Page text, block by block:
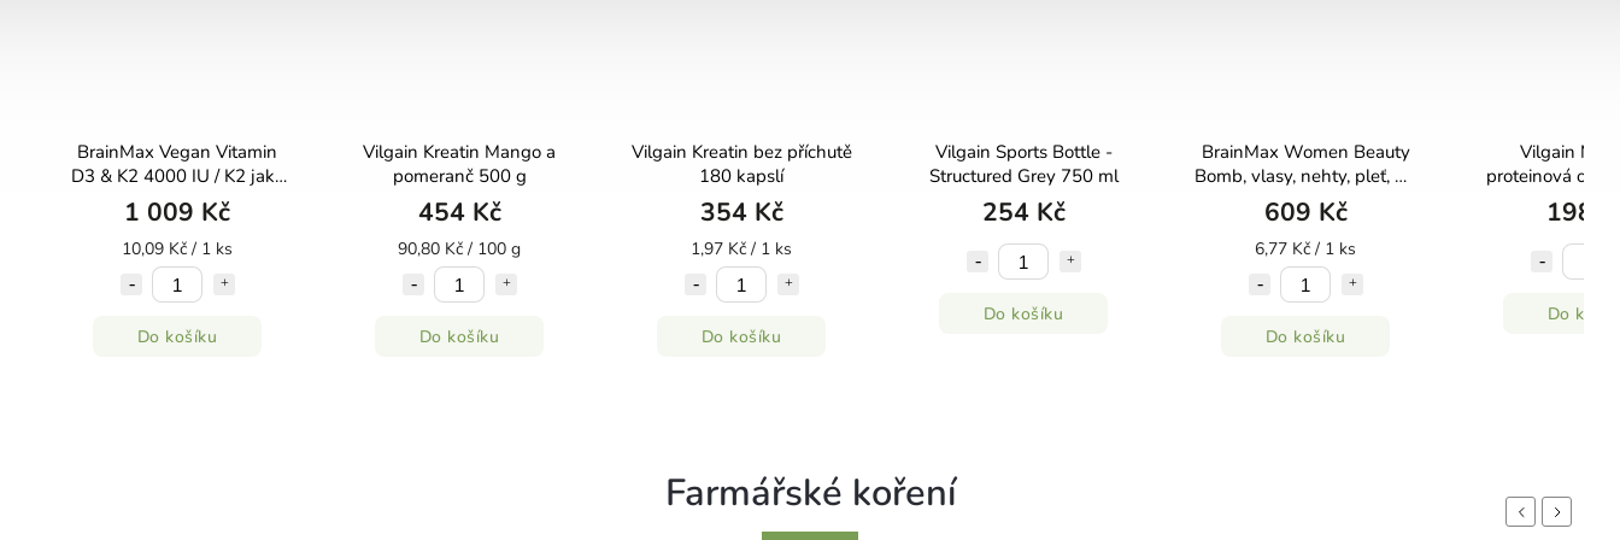
BrainMax Vegan Vitamin
D3 & K2 4000 IU / K2 jako
MK7 all-trans
K2VITAL®DELTA 150 mcg,
100 rostlinných kapslí
1 009 Kč
10,09 Kč / 1 ks
Do košíku
Vilgain Kreatin Mango a
pomeranč 500 g
454 Kč
90,80 Kč / 100 g
Do košíku
Vilgain Kreatin bez příchutě
180 kapslí
354 Kč
1,97 Kč / 1 ks
Do košíku
Vilgain Sports Bottle -
Structured Grey 750 ml
254 Kč
Do košíku
BrainMax Women Beauty
Bomb, vlasy, nehty, pleť, 90
rostlinných kapslí
609 Kč
6,77 Kč / 1 ks
Do košíku
Vilgain
proteinová
nízkým
skořicová
198
Do
Farmářské koření PreviousNext